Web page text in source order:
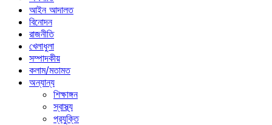
আইন আদালত
বিনোদন
রাজনীতি
খেলাধুলা
সম্পাদকীয়
কলাম/মতামত
অন্যান্য
শিক্ষাঙ্গন
স্বাস্থ্য
প্রযুক্তি